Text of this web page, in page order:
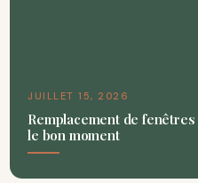
JUILLET 15, 2026
Remplacement de
le bon moment